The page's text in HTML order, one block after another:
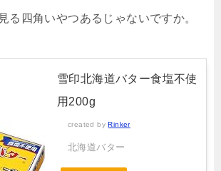
る四角いやつあるじゃないですか。
雪印北海道バター食塩不使
用200g
created byRinker
北海道バター